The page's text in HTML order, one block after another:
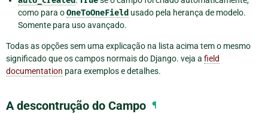
como para oOneToOneField usado pela herança de modelo.
Somente para uso avançado.
Todas as opções sem uma explicação na lista acima tem o mesmo
significado que os campos normais do Django. veja a field
documentation para exemplos e detalhes.
A descontrução do Campo ¶